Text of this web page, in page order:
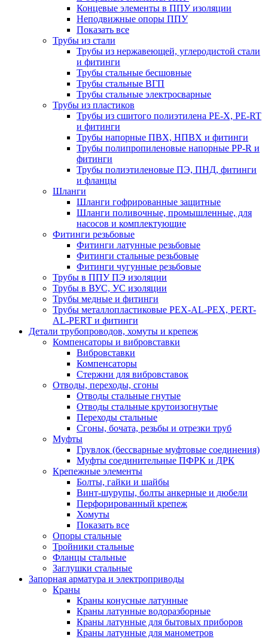
Концевые элементы в ППУ изоляции
Неподвижные опоры ППУ
Показать все
Трубы из стали
Трубы из нержавеющей, углеродистой стали
и фитинги
Трубы стальные бесшовные
Трубы стальные ВГП
Трубы стальные электросварные
Трубы из пластиков
Трубы из сшитого полиэтилена PE-X, PE-RT
и фитинги
Трубы напорные ПВХ, НПВХ и фитинги
Трубы полипропиленовые напорные PP-R и
фитинги
Трубы полиэтиленовые ПЭ, ПНД, фитинги
и фланцы
Шланги
Шланги гофрированные защитные
Шланги поливочные, промышленные, для
насосов и комплектующие
Фитинги резьбовые
Фитинги латунные резьбовые
Фитинги стальные резьбовые
Фитинги чугунные резьбовые
Трубы в ППУ ПЭ изоляции
Трубы в ВУС, УС изоляции
Трубы медные и фитинги
Трубы металлопластиковые PEX-AL-PEX, PERT-
AL-PERT и фитинги
Детали трубопроводов, хомуты и крепеж
Компенсаторы и вибровставки
Вибровставки
Компенсаторы
Стержни для вибровставок
Отводы, переходы, сгоны
Отводы стальные гнутые
Отводы стальные крутоизогнутые
Переходы стальные
Сгоны, бочата, резьбы и отрезки труб
Муфты
Грувлок (бессварные муфтовые соединения)
Муфты соединительные ПФРК и ДРК
Крепежные элементы
Болты, гайки и шайбы
Винт-шурупы, болты анкерные и дюбели
Перфорированный крепеж
Хомуты
Показать все
Опоры стальные
Тройники стальные
Фланцы стальные
Заглушки стальные
Запорная арматура и электроприводы
Краны
Краны конусные латунные
Краны латунные водоразборные
Краны латунные для бытовых приборов
Краны латунные для манометров